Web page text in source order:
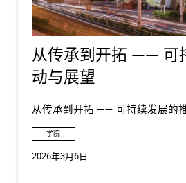
从传承到开拓 —— 可
动与展望
从传承到开拓 —— 可持续发展的
学院
2026年3月6日